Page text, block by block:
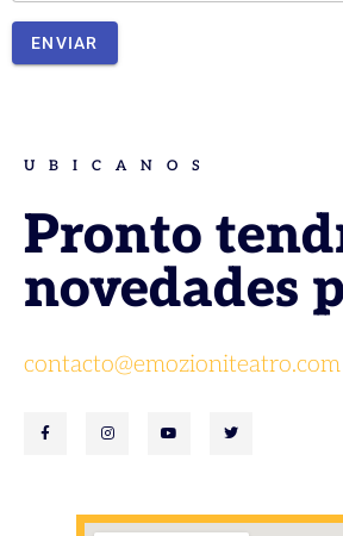
ENVIAR
UBICANOS
Pronto
novedades
contacto@emozioniteatro.com